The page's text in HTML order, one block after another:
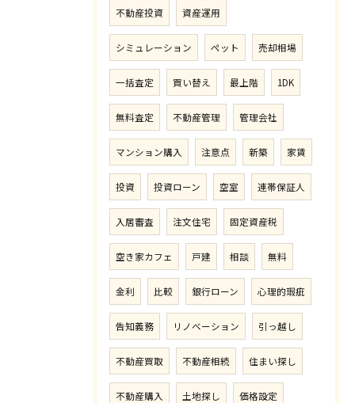
不動産投資 資産運用
シミュレーション ペット 売却相場
一括査定 買い替え 最上階 1DK
無料査定 不動産管理 管理会社
マンション購入 注意点 新築 家賃
投資 投資ローン 空室 連帯保証人
入居審査 注文住宅 固定資産税
空き家カフェ 戸建 相談 無料
金利 比較 銀行ローン 心理的瑕疵
告知義務 リノベーション 引っ越し
不動産買取 不動産相続 住まい探し
不動産購入 土地探し 価格設定